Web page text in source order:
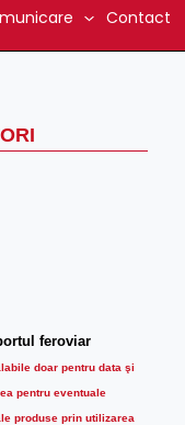
Contact
feroviar
doar pentru data şi
pentru eventuale
produse prin utilizarea